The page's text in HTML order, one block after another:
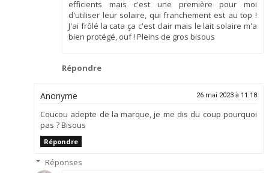
efficients mais c'est une première pour moi
d'utiliser leur solaire, qui franchement est au top !
J'ai frôlé la cata ça c'est clair mais le lait solaire m'a
bien protégé, ouf ! Pleins de gros bisous
Répondre
Anonyme 26 mai 2023 à 11:18
Coucou adepte de la marque, je me dis du coup pourquoi
pas ? Bisous
Répondre
Réponses